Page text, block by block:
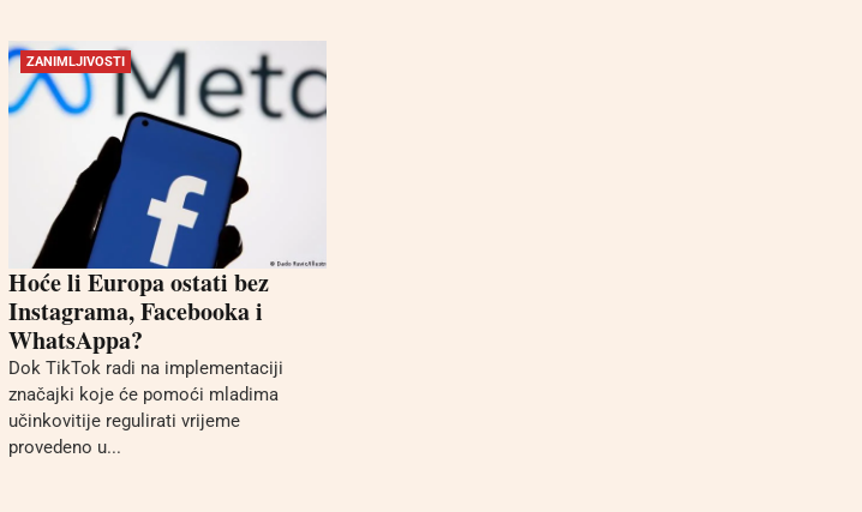
ZANIMLJIVOSTI
Hoće li Europa ostati bez
Instagrama, Facebooka i
WhatsAppa?
Dok TikTok radi na implementaciji
značajki koje će pomoći mladima
učinkovitije regulirati vrijeme
provedeno u...